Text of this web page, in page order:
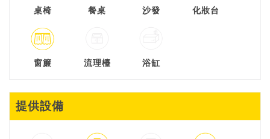
桌椅 餐桌 沙發 化妝台
窗簾 流理檯 浴缸
提供設備